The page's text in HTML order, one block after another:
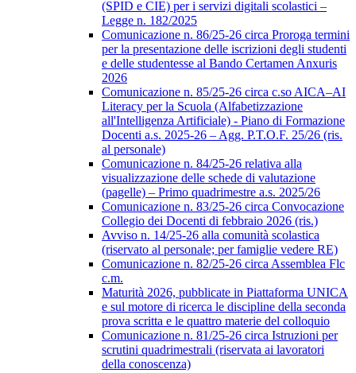
(SPID e CIE) per i servizi digitali scolastici –
Legge n. 182/2025
Comunicazione n. 86/25-26 circa Proroga termini
per la presentazione delle iscrizioni degli studenti
e delle studentesse al Bando Certamen Anxuris
2026
Comunicazione n. 85/25-26 circa c.so AICA–AI
Literacy per la Scuola (Alfabetizzazione
all'Intelligenza Artificiale) - Piano di Formazione
Docenti a.s. 2025-26 – Agg. P.T.O.F. 25/26 (ris.
al personale)
Comunicazione n. 84/25-26 relativa alla
visualizzazione delle schede di valutazione
(pagelle) – Primo quadrimestre a.s. 2025/26
Comunicazione n. 83/25-26 circa Convocazione
Collegio dei Docenti di febbraio 2026 (ris.)
Avviso n. 14/25-26 alla comunità scolastica
(riservato al personale; per famiglie vedere RE)
Comunicazione n. 82/25-26 circa Assemblea Flc
c.m.
Maturità 2026, pubblicate in Piattaforma UNICA
e sul motore di ricerca le discipline della seconda
prova scritta e le quattro materie del colloquio
Comunicazione n. 81/25-26 circa Istruzioni per
scrutini quadrimestrali (riservata ai lavoratori
della conoscenza)